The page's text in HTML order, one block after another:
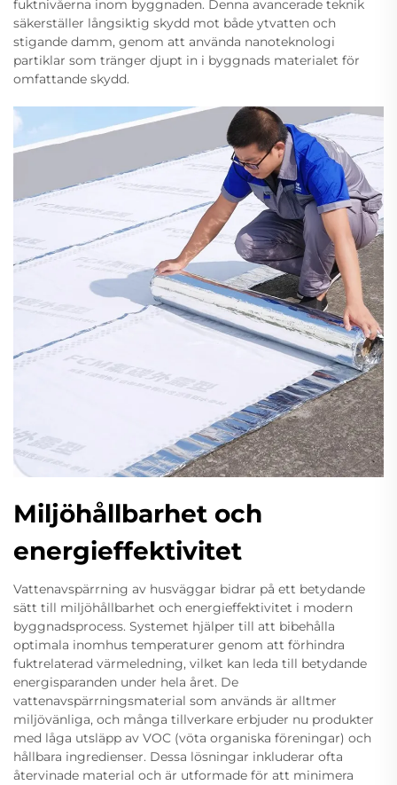
fuktnivåerna inom byggnaden. Denna avancerade teknik
säkerställer långsiktig skydd mot både ytvatten och
stigande damm, genom att använda nanoteknologi
partiklar som tränger djupt in i byggnads materialet för
omfattande skydd.
Miljöhållbarhet och
energieffektivitet
Vattenavspärrning av husväggar bidrar på ett betydande
sätt till miljöhållbarhet och energieffektivitet i modern
byggnadsprocess. Systemet hjälper till att bibehålla
optimala inomhus temperaturer genom att förhindra
fuktrelaterad värmeledning, vilket kan leda till betydande
energisparanden under hela året. De
vattenavspärrningsmaterial som används är alltmer
miljövänliga, och många tillverkare erbjuder nu produkter
med låga utsläpp av VOC (vöta organiska föreningar) och
hållbara ingredienser. Dessa lösningar inkluderar ofta
återvinade material och är utformade för att minimera